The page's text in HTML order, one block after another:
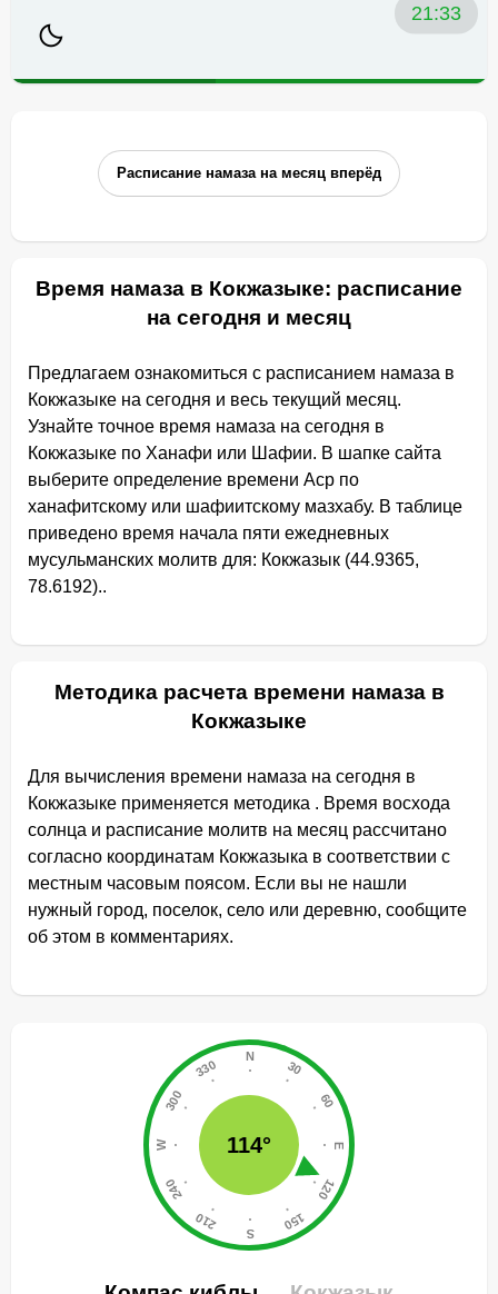
21:33
Расписание намаза на месяц вперёд
Время намаза в Кокжазыке: расписание
на сегодня и месяц
Предлагаем ознакомиться с расписанием намаза в
Кокжазыке на сегодня и весь текущий месяц.
Узнайте точное время намаза на сегодня в
Кокжазыке по Ханафи или Шафии. В шапке сайта
выберите определение времени Аср по
ханафитскому или шафиитскому мазхабу. В таблице
приведено время начала пяти ежедневных
мусульманских молитв для: Кокжазык (44.9365,
78.6192)..
Методика расчета времени намаза в
Кокжазыке
Для вычисления времени намаза на сегодня в
Кокжазыке применяется методика . Время восхода
солнца и расписание молитв на месяц рассчитано
согласно координатам Кокжазыка в соответствии с
местным часовым поясом. Если вы не нашли
нужный город, поселок, село или деревню, сообщите
об этом в комментариях.
114°